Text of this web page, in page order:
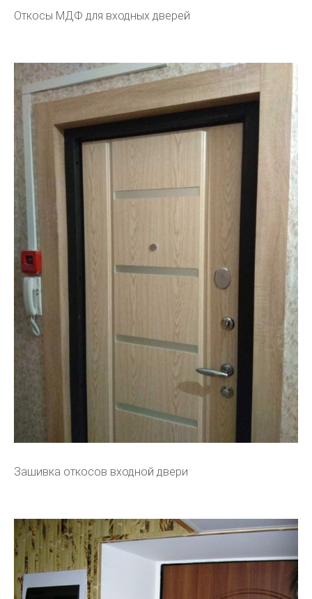
Откосы МДФ для входных дверей
Зашивка откосов входной двери